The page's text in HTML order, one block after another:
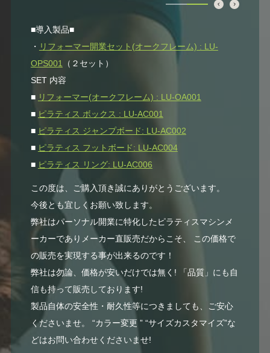
■導入製品■
・ リフォーマー開業セット(オークフレーム) : LU-
OPS001
（２セット）
SET 内容
■ リフォーマー(オークフレーム) : LU-OA001
■ ピラティス ボックス : LU-AC001
■ ピラティス ジャンプボード: LU-AC002
■ ピラティス フットボード: LU-AC004
■ ピラティス リング: LU-AC006
この度は、ご購入頂き誠にありがとうございます。
今後とも宜しくお願い致します。
弊社はパーソナル開業に特化したピラティスマシンメ
ーカーでありメーカー直販売だからこそ、 この価格で
の販売を実現する事が出来るのです！
弊社は勿論、価格が安いだけでは無く! 「品質」にも自
信も持って販売しております!
製品自体の安全性・耐久性等につきましても、ご安心
くださいませ。 “カラー変更 ” “サイズカスタマイズ”な
どはお問い合わせくださいませ!